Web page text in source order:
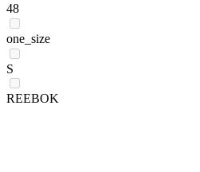
48
one_size
S
REEBOK